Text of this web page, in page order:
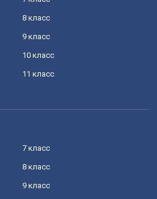
8 класс
9 класс
10 класс
11 класс
7 класс
8 класс
9 класс